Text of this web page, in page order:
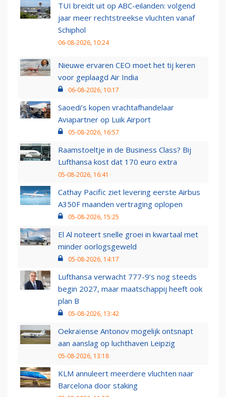
TUI breidt uit op ABC-eilanden: volgend
jaar meer rechtstreekse vluchten vanaf
Schiphol
06-08-2026, 10:24
Nieuwe ervaren CEO moet het tij keren
voor geplaagd Air India
06-08-2026, 10:17
Saoedi’s kopen vrachtafhandelaar
Aviapartner op Luik Airport
05-08-2026, 16:57
Raamstoeltje in de Business Class? Bij
Lufthansa kost dat 170 euro extra
05-08-2026, 16:41
Cathay Pacific ziet levering eerste Airbus
A350F maanden vertraging oplopen
05-08-2026, 15:25
El Al noteert snelle groei in kwartaal met
minder oorlogsgeweld
05-08-2026, 14:17
Lufthansa verwacht 777-9’s nog steeds
begin 2027, maar maatschappij heeft ook
plan B
05-08-2026, 13:42
Oekraïense Antonov mogelijk ontsnapt
aan aanslag op luchthaven Leipzig
05-08-2026, 13:18
KLM annuleert meerdere vluchten naar
Barcelona door staking